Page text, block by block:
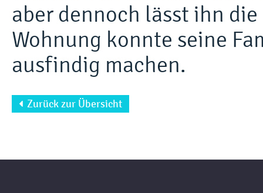
aber dennoch lässt ihn
Wohnung konnte seine
ausfindig machen.
Zurück zur Übersicht